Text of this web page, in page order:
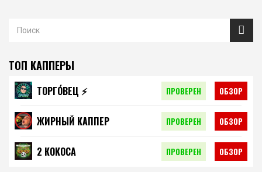
ТОП КАППЕРЫ
ТОРГО́ВЕЦ ⚡️ ПРОВЕРЕН ОБЗОР
ЖИРНЫЙ КАППЕР ПРОВЕРЕН ОБЗОР
2 КОКОСА ПРОВЕРЕН ОБЗОР